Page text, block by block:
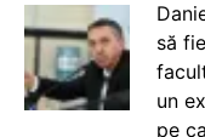
să
un
pe